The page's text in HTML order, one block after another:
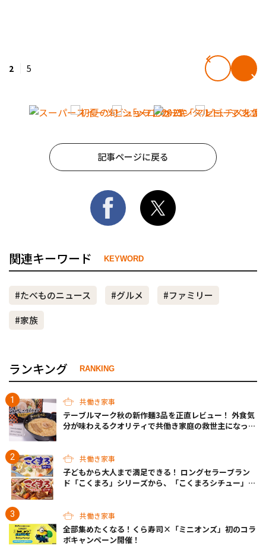
2 5
記事ページに戻る
関連キーワード KEYWORD
#たべものニュース #グルメ
#ファミリー
#家族
ランキング RANKING
共働き家事
テーブルマーク秋の新作麺3品を正直レビュー！ 外食気
分が味わえるクオリティで共働き家庭の救世主になって
共働き家事
子どもから大人まで満足できる！ ロングセラーブラン
ド「こくまろ」シリーズから、「こくまろシチュー」＜
共働き家事
全部集めたくなる！くら寿司×「ミニオンズ」初のコラ
ボキャンペーン開催！